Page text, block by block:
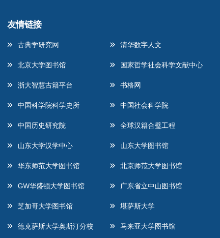
友情链接
古典学研究网 清华数字人文
北京大学图书馆 国家哲学社会科学文献中心
浙大智慧古籍平台 书格网
中国科学院科学史所 中国社会科学院
中国历史研究院 全球汉籍合璧工程
山东大学汉学中心 山东大学图书馆
华东师范大学图书馆 北京师范大学图书馆
GW华盛顿大学图书馆 广东省立中山图书馆
芝加哥大学图书馆 堪萨斯大学
德克萨斯大学奥斯汀分校 马来亚大学图书馆